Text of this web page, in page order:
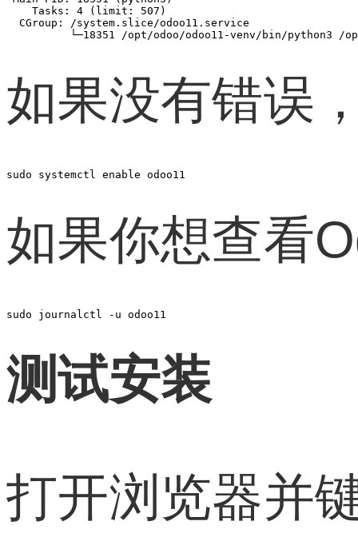
    Tasks: 4 (limit: 507)
  CGroup: /system.slice/odoo11.service
└─18351 /opt/odoo/odoo11-venv/bin/python3 /
如果没有错误
sudo systemctl enable odoo11
如果你想查看
sudo journalctl -u odoo11
测试安装
打开浏览器并